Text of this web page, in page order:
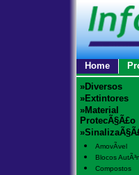
Home
»Diversos
»Extintores
»Material
ProtecÃ§Ã£o
AmovÃ­vel
Blocos
Compostos